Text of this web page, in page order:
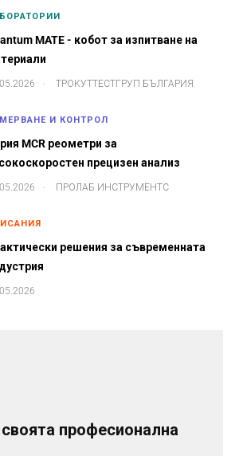
MATE - кобот за изпитване на
. ТРОКУТТЕСТГРУП БЪЛГАРИЯ
И КОНТРОЛ
MCR реометри за
прецизен анализ
. ПРОЛАБ ИНСТРУМЕНТС
решения за съвременната
професионална